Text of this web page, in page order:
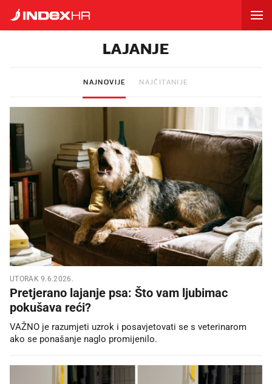
LAJANJE
NAJNOVIJE NAJČITANIJE
UTORAK 9.6.2026.
Pretjerano lajanje psa: Što vam ljubimac
pokušava reći?
VAŽNO je razumjeti uzrok i posavjetovati se s veterinarom
ako se ponašanje naglo promijenilo.